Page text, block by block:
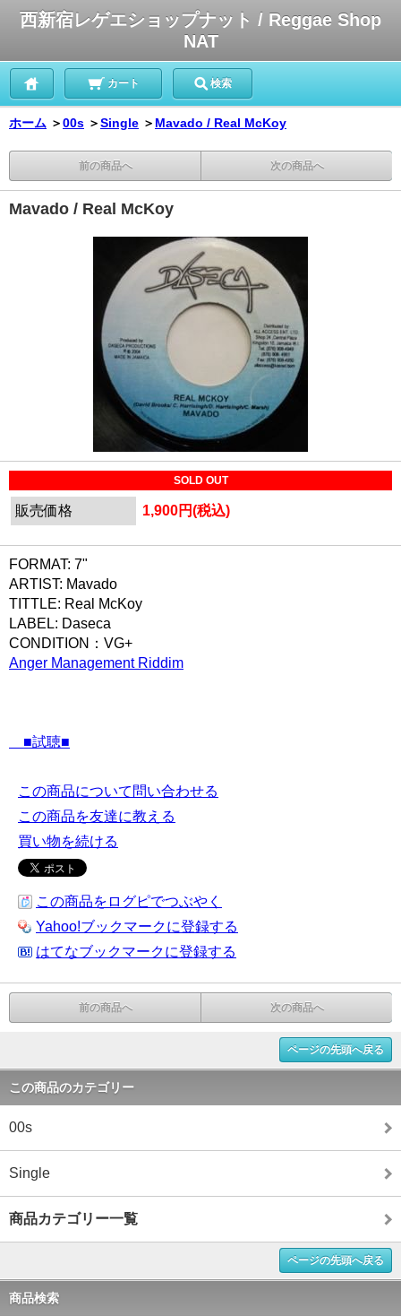
西新宿レゲエショップナット / Reggae Shop
NAT
カート 検索
ホーム ＞00s ＞Single ＞ Mavado / Real McKoy
前の商品へ 次の商品へ
Mavado / Real McKoy
SOLD OUT
販売価格 1,900円(税込)
FORMAT: 7"
ARTIST: Mavado
TITTLE: Real McKoy
LABEL: Daseca
CONDITION：VG+
Anger Management Riddim
■試聴■
この商品について問い合わせる
この商品を友達に教える
買い物を続ける
この商品をログピでつぶやく
Yahoo!ブックマークに登録する
はてなブックマークに登録する
前の商品へ 次の商品へ
ページの先頭へ戻る
この商品のカテゴリー
00s
Single
商品カテゴリー一覧
ページの先頭へ戻る
商品検索